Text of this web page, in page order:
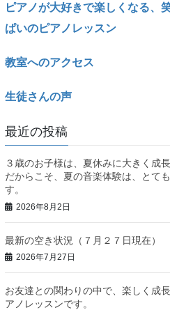
ピアノが大好きで楽しくなる、
ぱいのピアノレッスン
教室へのアクセス
生徒さんの声
最近の投稿
３歳のお子様は、夏休みに大きく成長
だからこそ、夏の音楽体験は、とて
す。
2026年8月2日
最新の空き状況（７月２７日現在）
2026年7月27日
お友達との関わりの中で、楽しく成
アノレッスンです。